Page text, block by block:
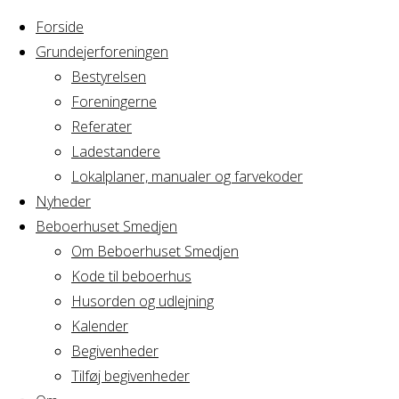
Forside
Grundejerforeningen
Bestyrelsen
Foreningerne
Referater
Ladestandere
Lokalplaner, manualer og farvekoder
Nyheder
Beboerhuset Smedjen
Om Beboerhuset Smedjen
Kode til beboerhus
Husorden og udlejning
Kalender
Begivenheder
Tilføj begivenheder
Home
Arrangement
Grillfrest
Grillfrest